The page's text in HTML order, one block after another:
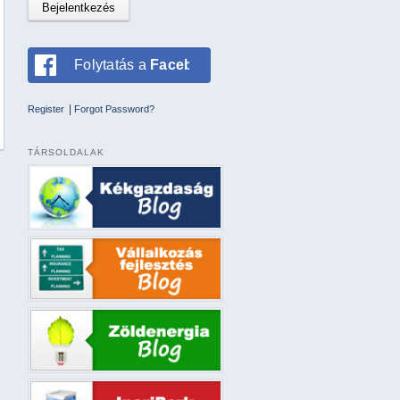
Folytatás a Facebookkal
Register Forgot Password?
TÁRSOLDALAK